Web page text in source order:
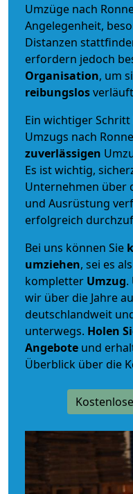
Umzüge nach
Angelegenheit,
Distanzen
erfordern jedoch
Organisation, um
reibungslos
Ein wichtiger
Umzugs nach
zuverlässigen
Es ist wichtig,
Unternehmen über
und Ausrüstung
erfolgreich
Bei uns können Sie
umziehen, sei es als
kompletter Umzug.
wir über die Jahre
deutschlandweit
unterwegs. Holen
Angebote und
Überblick über die